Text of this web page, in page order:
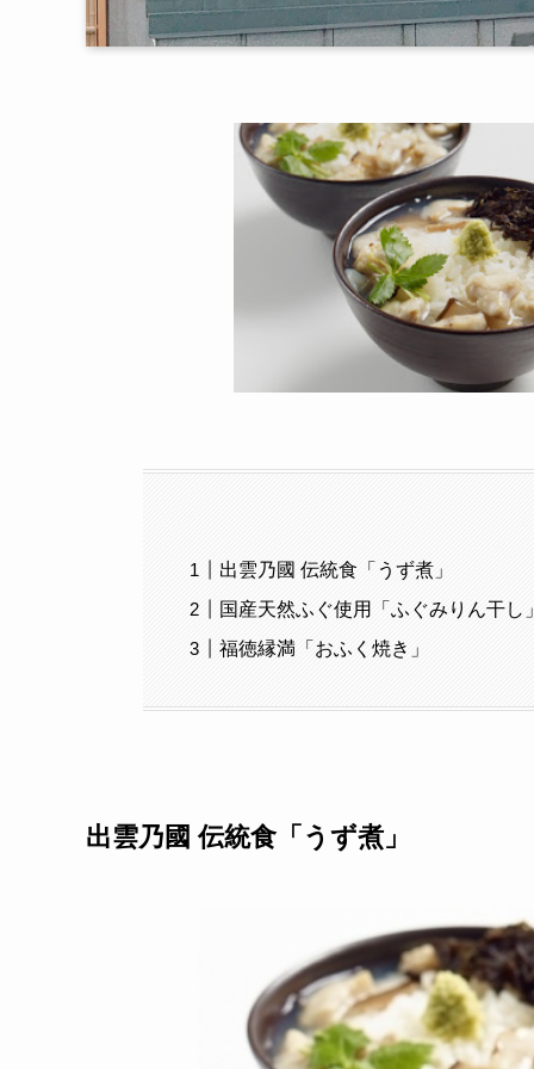
出雲乃國 伝統食「うず煮」
国産天然ふぐ使用「ふぐみりん干し
福徳縁満「おふく焼き」
出雲乃國 伝統食「うず煮」